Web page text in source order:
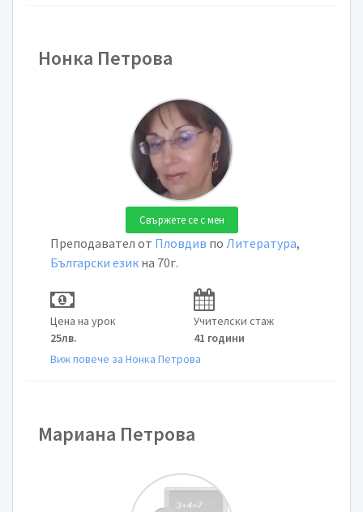
Нонка Петрова
Свържете се с мен
Преподавател от Пловдив по Литература,
Български език на 70г.
Цена на урок
25лв.
Учителски стаж
41 години
Виж повече за Нонка Петрова
Мариана Петрова